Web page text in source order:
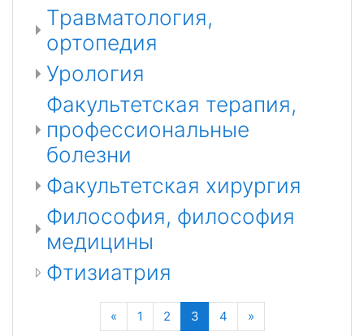
Травматология,
ортопедия
Урология
Факультетская терапия,
профессиональные
болезни
Факультетская хирургия
Философия, философия
медицины
Фтизиатрия
«Назад
1 2 3(текущая)
4 »Далее